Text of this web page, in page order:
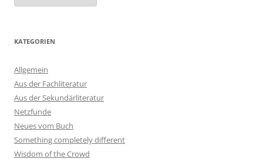
KATEGORIEN
Allgemein
Aus der Fachliteratur
Aus der Sekundärliteratur
Netzfunde
Neues vom Buch
Something completely different
Wisdom of the Crowd